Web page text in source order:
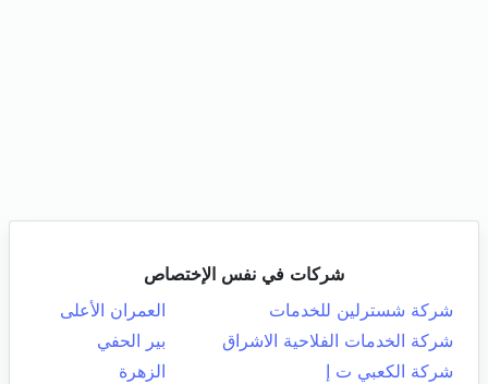
شركات في نفس الإختصاص
شركة شسترلين للخدمات
العمران الأعلى
شركة الخدمات الفلاحية الاشراق
بير الحفي
شركة الكعبي ت إ
الزهرة